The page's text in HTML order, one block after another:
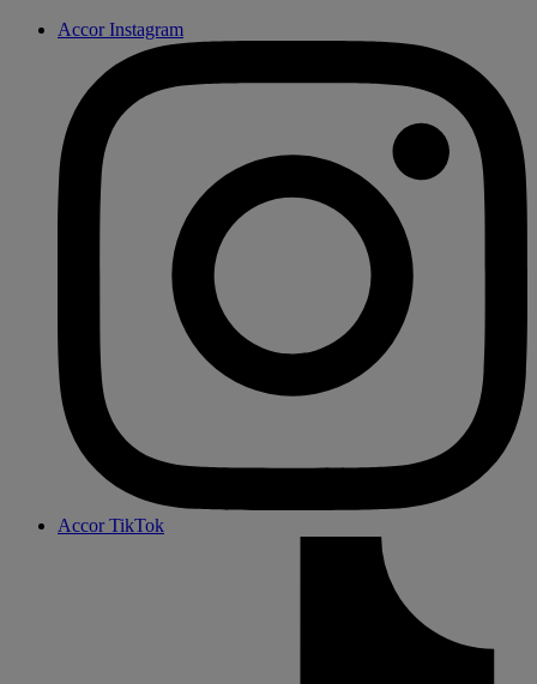
Accor Instagram
Accor TikTok